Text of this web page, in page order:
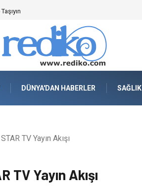
DÜNYA'DAN HABERLER SAĞLIK
TV Yayın Akışı
TV Yayın Akışı